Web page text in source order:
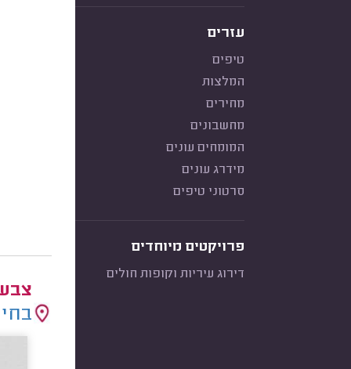
עזרים
טיפים
המלצות
מחירים
מחשבונים
המומחים עונים
מידרג עונים
סרטוני טיפים
פרויקטים מיוחדים
דירוג עיריות וקופות חולים